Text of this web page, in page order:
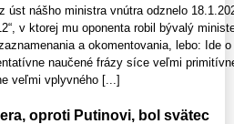
úst nášho ministra vnútra odznelo
v ktorej mu oponenta robil bývalý
a okomentovania, lebo: Ide
naučené frázy síce veľmi
veľmi vplyvného [...]
oproti Putinovi, bol svätec